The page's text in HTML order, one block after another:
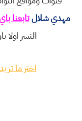
مهدي شلالتابعنا
النشر
اختر ما